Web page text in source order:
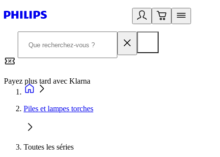
Payez plus tard avec Klarna
Piles et lampes torches
Toutes les séries